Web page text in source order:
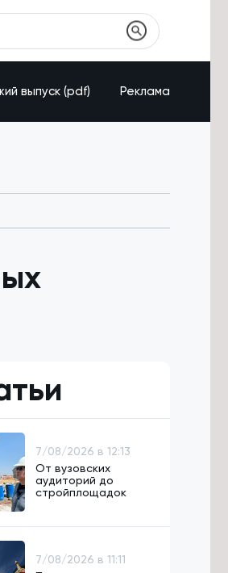
выпуск (pdf) Реклама
7/08/2026 в 12:13
От вузовских
аудиторий до
стройплощадок
7/08/2026 в 11:11